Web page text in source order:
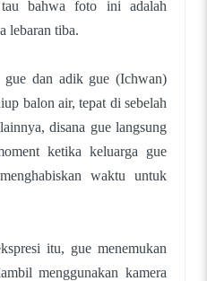
bahwa foto ini adalah
lebaran tiba.
dan adik gue (Ichwan)
balon air, tepat di sebelah
disana gue langsung
ketika keluarga gue
waktu untuk
itu, gue menemukan
menggunakan kamera